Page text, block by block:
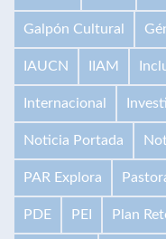
Galpón Cultural
IAUCN IIAM
Internacional
Noticia Portada
PAR Explora
PDE PEI Plan